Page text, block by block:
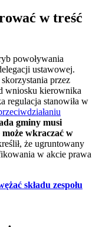
w treść
powoływania
ustawowej.
przez
wniosku kierownika
regulacja stanowiła w
gminy musi
wkraczać w
że ugruntowany
w akcie prawa
składu zespołu